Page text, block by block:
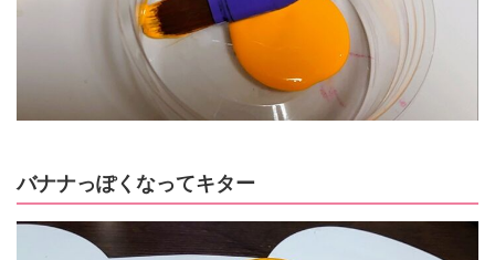
バナナっぽくなってキター